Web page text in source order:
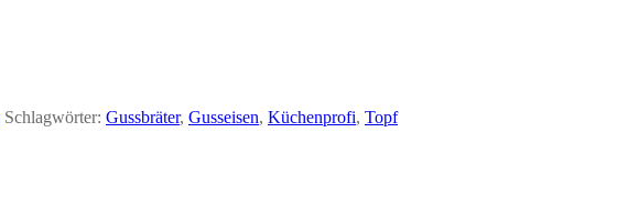
Schlagwörter: Gussbräter, Gusseisen, Küchenprofi, Topf